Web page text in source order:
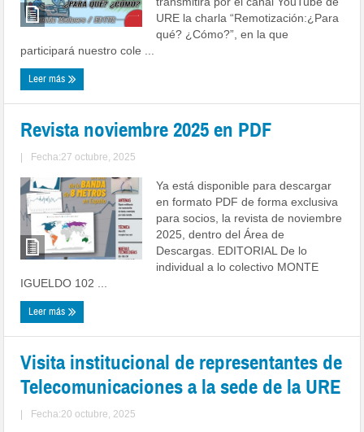
URE la charla “Remotización:¿Para
qué? ¿Cómo?”, en la que
participará nuestro cole ...
Leer más
Revista noviembre 2025 en PDF
| Fecha:27 octubre, 2025
Ya está disponible para descargar
en formato PDF de forma exclusiva
para socios, la revista de noviembre
2025, dentro del Área de
Descargas. EDITORIAL De lo
individual a lo colectivo MONTE
IGUELDO 102 ...
Leer más
Visita institucional de representantes de
Telecomunicaciones a la sede de la URE
| Fecha:20 octubre, 2025